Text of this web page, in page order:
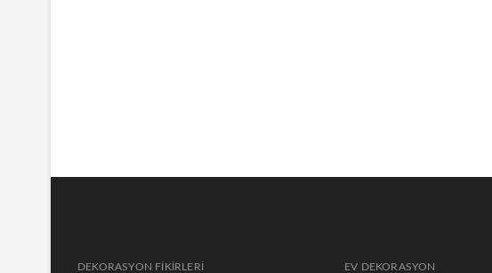
DEKORASYON FİKİRLERİ EV DEKORASYON